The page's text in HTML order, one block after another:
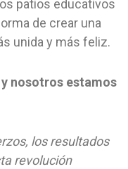
patios educativos
de crear una
unida y más feliz.
nosotros estamos
los resultados
revolución